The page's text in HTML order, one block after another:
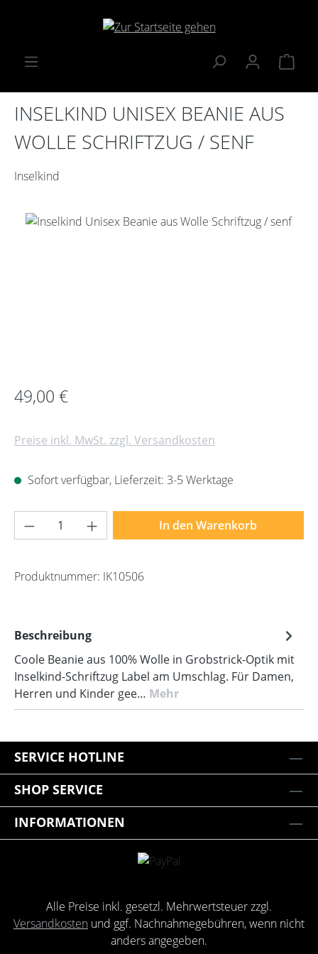
Zum Hauptinhalt springen
INSELKIND UNISEX BEANIE AUS
WOLLE SCHRIFTZUG / SENF
Inselkind
Bildergalerie überspringen
Regulärer Preis:
49,00 €
Preise inkl. MwSt. zzgl. Versandkosten
Sofort verfügbar, Lieferzeit: 3-5 Werktage
Produkt Anzahl: Gib den gewünschten
In den Warenkorb
Produktnummer: IK10506
Beschreibung
Coole Beanie aus 100% Wolle in Grobstrick-Optik mit
Inselkind-Schriftzug Label am Umschlag. Für Damen,
Herren und Kinder gee… Mehr
SERVICE HOTLINE
SHOP SERVICE
INFORMATIONEN
Alle Preise inkl. gesetzl. Mehrwertsteuer zzgl.
Versandkosten und ggf. Nachnahmegebühren, wenn nicht
anders angegeben.